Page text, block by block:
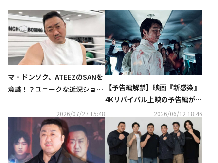
マ・ドンソク、ATEEZのSANを
意識！？ユニークな近況ショッ
2026/07/27 15:48
【予告編解禁】映画『新感染』
4Kリバイバル上映の予告編が本
日解禁！全国の上映劇場も発表
2026/06/12 18:46